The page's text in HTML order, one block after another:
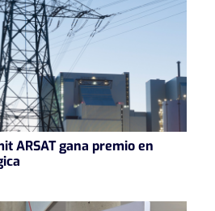
ARSAT gana premio en